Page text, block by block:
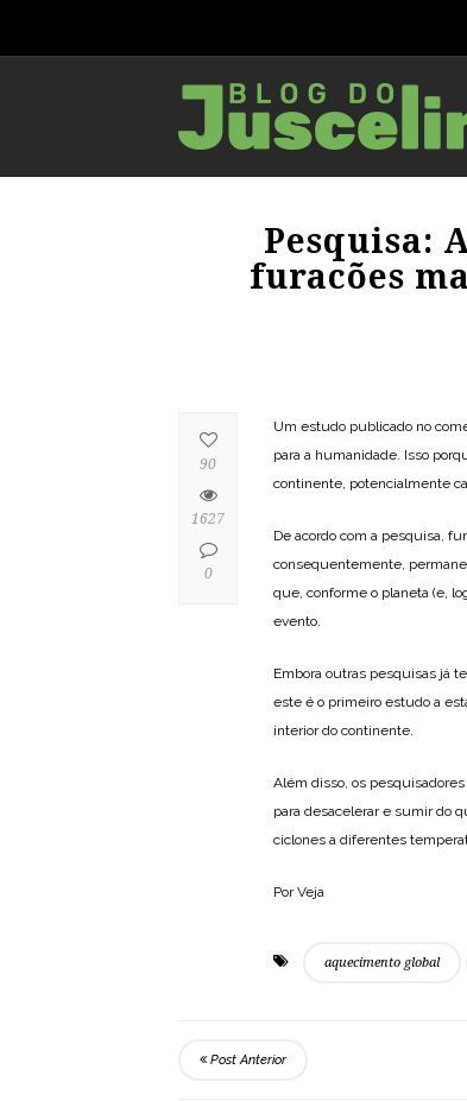
Pesquisa:
furacões
Um estudo publicado no
para a humanidade. Isso
continente, potencialmente
De acordo com a pesquisa,
consequentemente,
que, conforme o planeta (e,
evento.
Embora outras pesquisas já
este é o primeiro estudo a
interior do continente.
Além disso, os
para desacelerar e sumir do
ciclones a diferentes
Por Veja
aquecimento global
90
1627
0
Post Anterior